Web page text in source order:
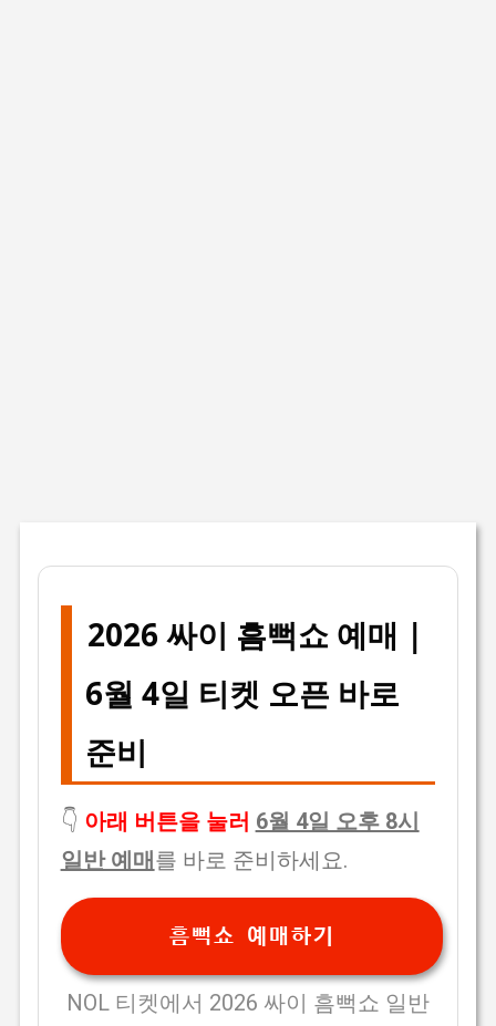
2026 싸이 흠뻑쇼 예매 |
6월 4일 티켓 오픈 바로
준비
👇 아래 버튼을 눌러 6월 4일 오후 8시
일반 예매를 바로 준비하세요.
흠뻑쇼 예매하기
NOL 티켓에서 2026 싸이 흠뻑쇼 일반